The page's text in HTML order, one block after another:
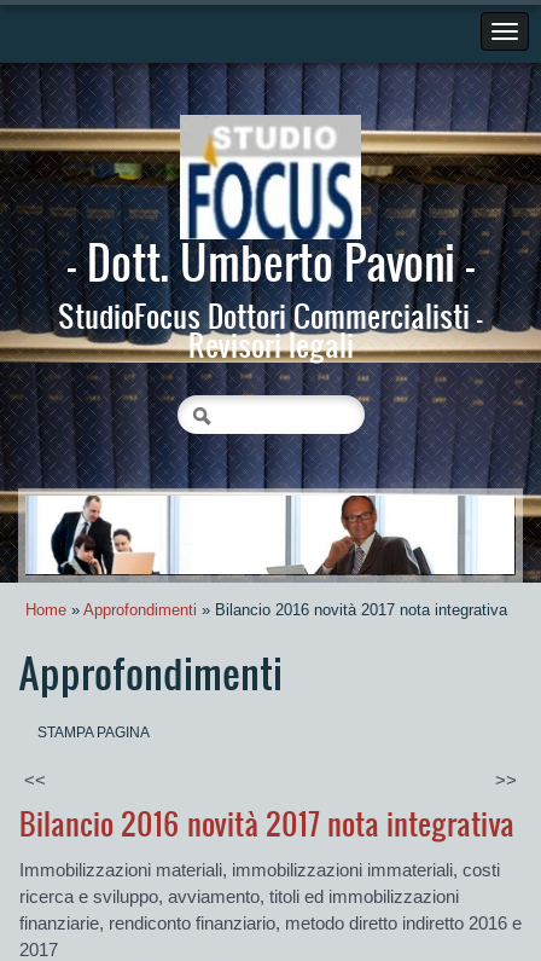
- Dott. Umberto Pavoni -
StudioFocus Dottori Commercialisti -
Revisori legali
Home » Approfondimenti » Bilancio 2016 novità 2017 nota integrativa
Approfondimenti
STAMPA PAGINA
<< >>
Bilancio 2016 novità 2017 nota integrativa
Immobilizzazioni materiali, immobilizzazioni immateriali, costi
ricerca e sviluppo, avviamento, titoli ed immobilizzazioni
finanziarie, rendiconto finanziario, metodo diretto indiretto 2016 e
2017